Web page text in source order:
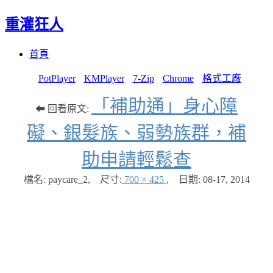
重灌狂人
首頁
PotPlayer KMPlayer 7-Zip Chrome 格式工廠
⬅ 回看原文:
「補助通」身心障
礙、銀髮族、弱勢族群，補
助申請輕鬆查
檔名: paycare_2, 尺寸: 700 × 425 , 日期: 08-17, 2014